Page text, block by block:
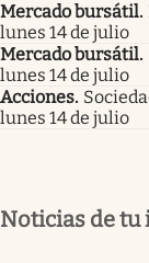
Mercado bursátil.
lunes 14 de julio
Mercado bursátil.
lunes 14 de julio
Acciones.
lunes 14 de julio
Noticias de tu